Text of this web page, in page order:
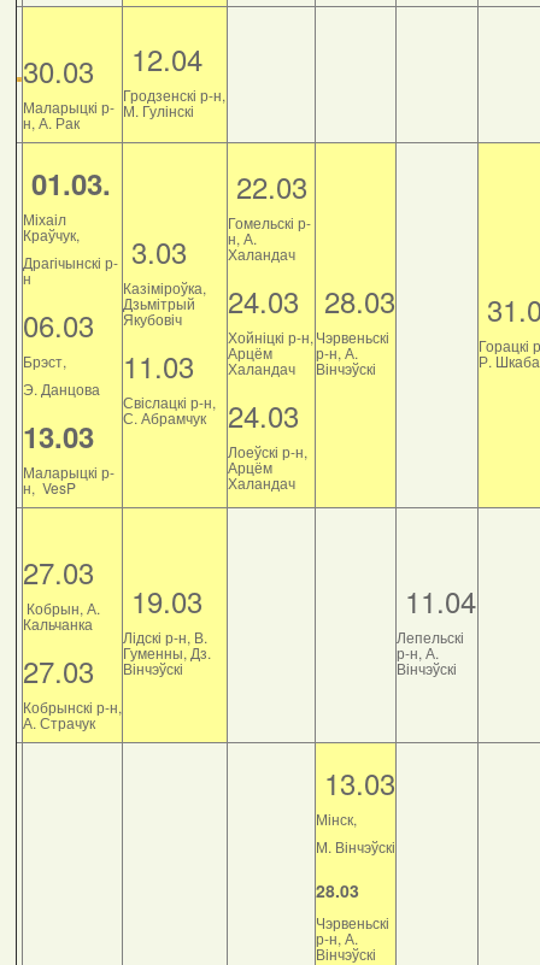
30.03
Маларыцкі р-
н, А. Рак
12.04
Гродзенскі р-н,
М. Гулінскі
01.03.
Міхаіл
Краўчук,
Драгічынскі р-
н
06.03
Брэст,
Э. Данцова
13.03
Маларыцкі р-
н, VesP
3.03
Казіміроўка,
Дзьмітрый
Якубовіч
11.03
Свіслацкі р-н,
С. Абрамчук
22.03
Гомельскі р-
н, А.
Халандач
24.03
Хойніцкі р-н,
Арцём
Халандач
24.03
Лоеўскі р-н,
Арцём
Халандач
28.03
Чэрвеньскі
р-н, А.
Вінчэўскі
Горацкі
Р.
27.03
Кобрын, А.
Кальчанка
27.03
Кобрынскі р-н,
А. Страчук
19.03
Лідскі р-н, В.
Гуменны, Дз.
Вінчэўскі
11.04
Лепельскі
р-н, А.
Вінчэўскі
13.03
Мінск,
М. Вінчэўскі
28.03
Чэрвеньскі
р-н, А.
Вінчэўскі